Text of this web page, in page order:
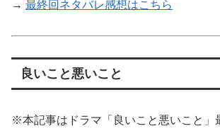
→ 最終回ネタバレ感想はこちら
良いこと悪いこと
※本記事はドラマ「良いこと悪いこと」